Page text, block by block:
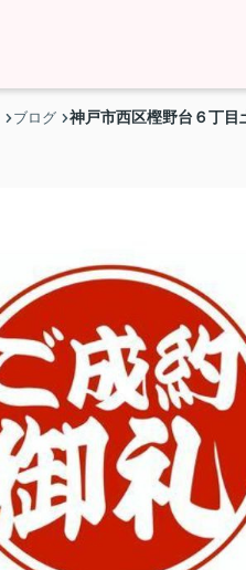
ブログ 神戸市西区樫野台６丁